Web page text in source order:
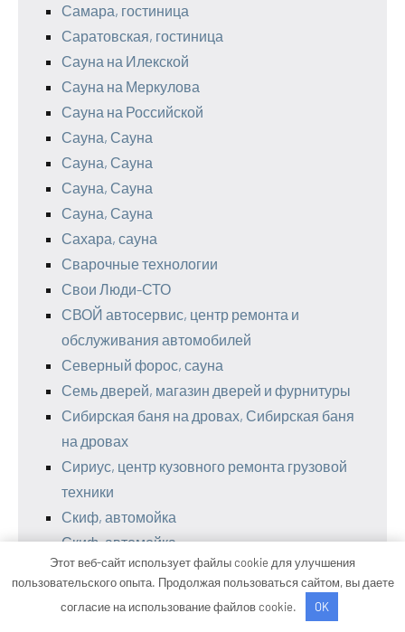
Самара, гостиница
Саратовская, гостиница
Сауна на Илекской
Сауна на Меркулова
Сауна на Российской
Сауна, Сауна
Сауна, Сауна
Сауна, Сауна
Сауна, Сауна
Сахара, сауна
Сварочные технологии
Свои Люди-СТО
СВОЙ автосервис, центр ремонта и
обслуживания автомобилей
Северный форос, сауна
Семь дверей, магазин дверей и фурнитуры
Сибирская баня на дровах, Сибирская баня
на дровах
Сириус, центр кузовного ремонта грузовой
техники
Скиф, автомойка
Скиф, автомойка
Скиф, автомойка
Смарт-Сервис, автокомплекс
Этот веб-сайт использует файлы cookie для улучшения
пользовательского опыта. Продолжая пользоваться сайтом, вы даете
согласие на использование файлов cookie.
OK